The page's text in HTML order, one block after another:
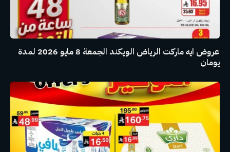
عروض ايه ماركت الرياض الويكند الجمعة 8 مايو 2026 لمدة
يومان